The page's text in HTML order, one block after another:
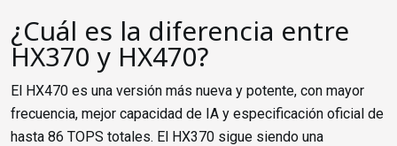
¿Cuál es la diferencia entre
HX370 y HX470?
El HX470 es una versión más nueva y potente, con mayor
frecuencia, mejor capacidad de IA y especificación oficial de
hasta 86 TOPS totales. El HX370 sigue siendo una